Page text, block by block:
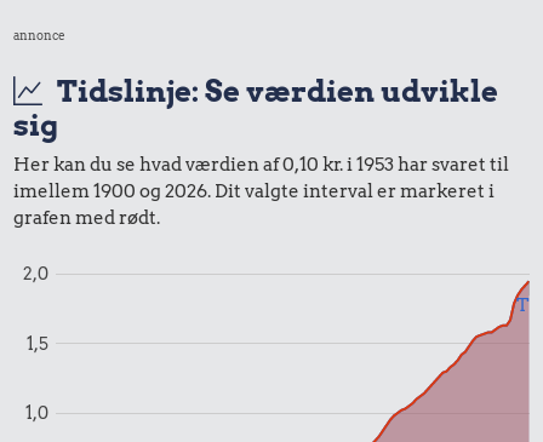
Priser i 2026
Samlet pris i 2026
annonce
Tidslinje: Se værdien udvikle
sig
Her kan du se hvad værdien af 0,10 kr. i 1953 har svaret til
imellem 1900 og 2026. Dit valgte interval er markeret i
grafen med rødt.
1,0
1,5
2,0
Til